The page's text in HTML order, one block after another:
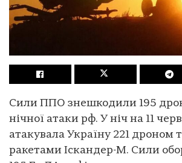
Сили ППО знешкодили 195
нічної атаки рф. У ніч на 11
атакувала Україну 221 дроном
ракетами Іскандер-М. Сили